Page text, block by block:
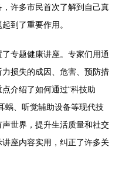
许多市民首次了解到自己真
到了重要作用。
专题健康讲座。专家们用通
损失的成因、危害、预防措
介绍了如何通过“科技助
、听觉辅助设备等现代技
世界，提升生活质量和社交
座内容实用，纠正了许多关